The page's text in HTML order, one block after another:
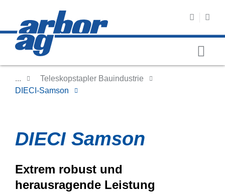
...
Teleskopstapler Bauindustrie
DIECI-Samson
DIECI Samson
Extrem robust und
herausragende Leistung